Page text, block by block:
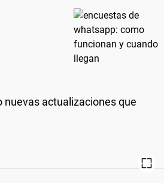
nuevas actualizaciones que